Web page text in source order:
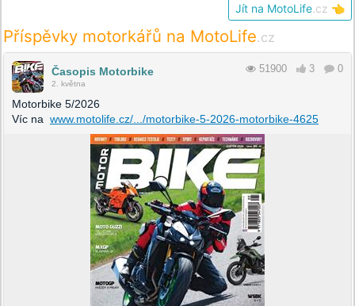
Jít na MotoLife .cz 👈
Příspěvky motorkářů na MotoLife.cz
Časopis Motorbike
2. května
51900 3 0
Motorbike 5/2026
Víc na www.motolife.cz/.../motorbike-5-2026-motorbike-4625